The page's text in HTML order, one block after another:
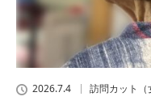
2026.7.4 訪問カット（